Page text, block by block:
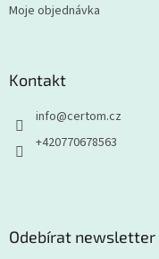
Moje objednávka
Kontakt
info@certom.cz
+420770678563
Odebírat newsletter